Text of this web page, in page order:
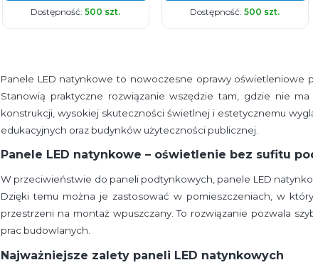
Dostępność:500 szt. Dostępność:500 szt.
Panele LED natynkowe to nowoczesne oprawy oświetleniowe
Stanowią praktyczne rozwiązanie wszędzie tam, gdzie nie
konstrukcji, wysokiej skuteczności świetlnej i estetycznemu
edukacyjnych oraz budynków użyteczności publicznej.
Panele LED natynkowe – oświetlenie bez sufitu
W przeciwieństwie do paneli podtynkowych, panele LED
Dzięki temu można je zastosować w pomieszczeniach, w
przestrzeni na montaż wpuszczany. To rozwiązanie pozwala
prac budowlanych.
Najważniejsze zalety paneli LED natynkowych